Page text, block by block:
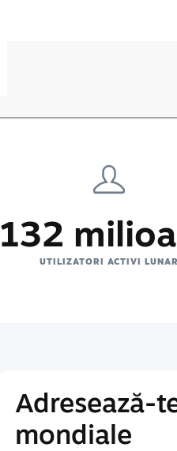
132
UTILIZATORI ACTIVI LUNAR
Adresează-
mondiale